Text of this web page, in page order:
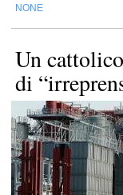
NONE
Un
di